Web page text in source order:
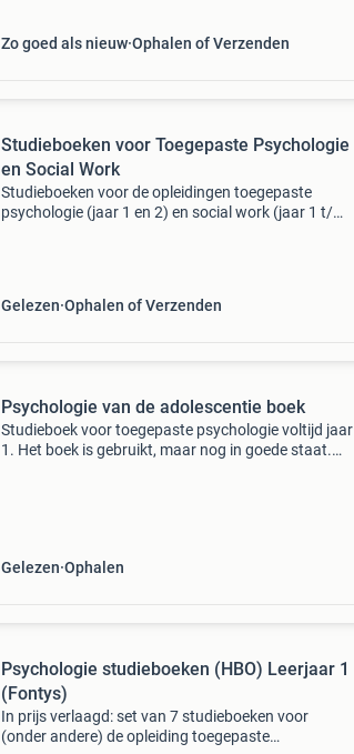
Zo goed als nieuw Ophalen of Verzenden
Studieboeken voor Toegepaste Psychologie
en Social Work
Studieboeken voor de opleidingen toegepaste
psychologie (jaar 1 en 2) en social work (jaar 1 t/m
Gelezen Ophalen of Verzenden
Psychologie van de adolescentie boek
Studieboek voor toegepaste psychologie voltijd jaar
1. Het boek is gebruikt, maar nog in goede staat.
Gelezen Ophalen
Psychologie studieboeken (HBO) Leerjaar 1
(Fontys)
In prijs verlaagd: set van 7 studieboeken voor
(onder andere) de opleiding toegepaste